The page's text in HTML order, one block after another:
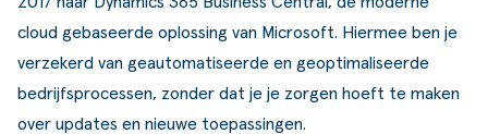
cloud gebaseerde oplossing van Microsoft. Hiermee ben je
verzekerd van geautomatiseerde en geoptimaliseerde
bedrijfsprocessen, zonder dat je je zorgen hoeft te maken
over updates en nieuwe toepassingen.